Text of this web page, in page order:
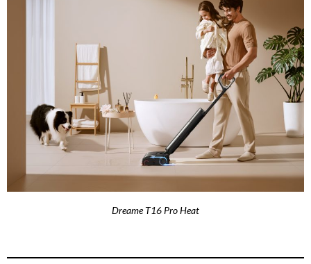
Dreame T16 Pro Heat